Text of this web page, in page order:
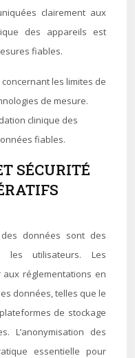
clairement aux
des appareils est
fiables.
les limites de
de mesure.
clinique des
fiables.
SÉCURITÉ
données sont des
les utilisateurs. Les
réglementations en
données, telles que le
de stockage
L’anonymisation des
essentielle pour